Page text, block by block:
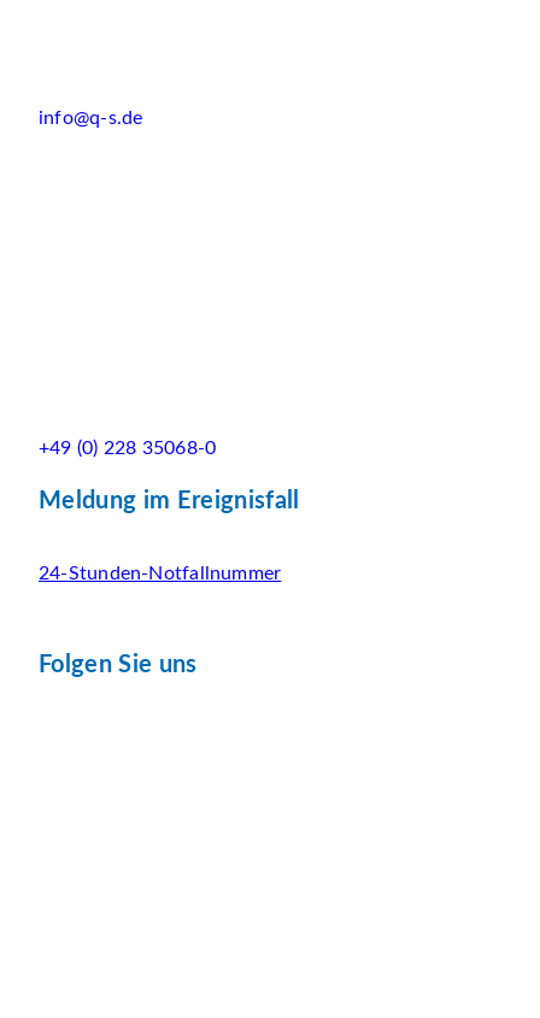
info@q-s.de
+49 (0) 228 35068-0
Meldung im Ereignisfall
24-Stunden-Notfallnummer
Folgen Sie uns